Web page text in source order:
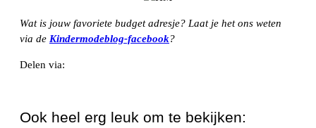
Wat is jouw favoriete budget adresje? Laat je het ons weten
via de Kindermodeblog-facebook?
Delen via:
Ook heel erg leuk om te bekijken: